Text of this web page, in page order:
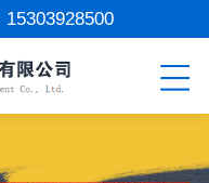
15303928500